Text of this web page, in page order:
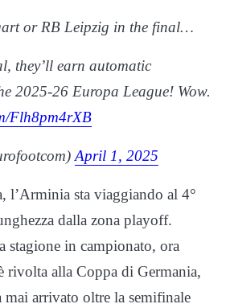
or RB Leipzig in the final…
they’ll earn automatic
2025-26 Europa League! Wow.
Flh8pm4rXB
April 1, 2025
l’Arminia sta viaggiando al 4°
dalla zona playoff.
stagione in campionato, ora
rivolta alla Coppa di Germania,
arrivato oltre la semifinale